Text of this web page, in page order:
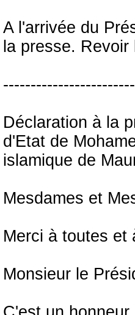
A l'arrivée du
la presse.
Déclaration à la
d'Etat de
islamique de
Mesdames et
Merci à toutes et
Monsieur le